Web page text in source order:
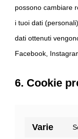
possono cambiare
i tuoi dati
dati ottenuti
Facebook,
6. Cookie
Varie